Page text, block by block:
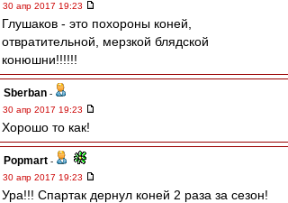
30 апр 2017 19:23
Глушаков - это похороны коней,
отвратительной, мерзкой блядской
конюшни!!!!!!
Sberban -
30 апр 2017 19:23
Хорошо то как!
Popmart -
30 апр 2017 19:23
Ура!!! Спартак дернул коней 2 раза за сезон!